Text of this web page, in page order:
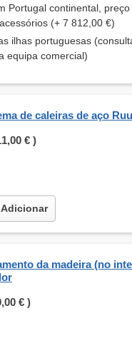
Portugal continental,
(+ 7 812,00 €)
ilhas portuguesas
equipa comercial)
de caleiras de aço
€ )
Adicionar
da madeira (no
€ )